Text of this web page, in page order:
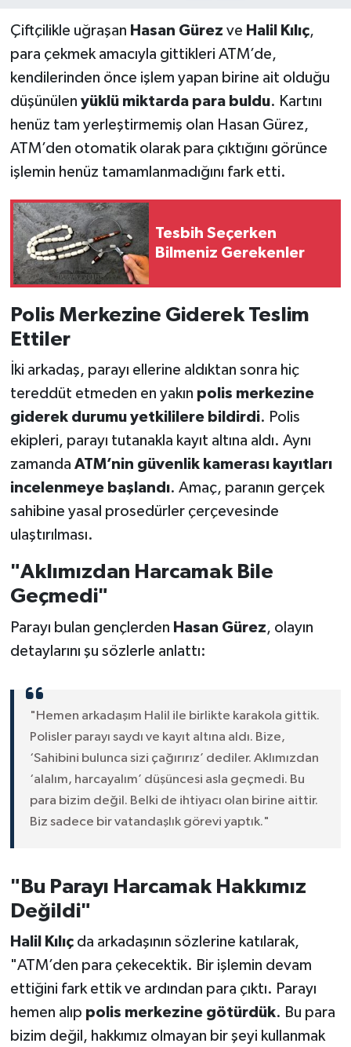
Çiftçilikle uğraşan Hasan Gürez ve Halil Kılıç,
para çekmek amacıyla gittikleri ATM’de,
kendilerinden önce işlem yapan birine ait olduğu
düşünülen yüklü miktarda para buldu. Kartını
henüz tam yerleştirmemiş olan Hasan Gürez,
ATM’den otomatik olarak para çıktığını görünce
işlemin henüz tamamlanmadığını fark etti.
Tesbih Seçerken
Bilmeniz Gerekenler
Polis Merkezine Giderek Teslim
Ettiler
İki arkadaş, parayı ellerine aldıktan sonra hiç
tereddüt etmeden en yakın polis merkezine
giderek durumu yetkililere bildirdi. Polis
ekipleri, parayı tutanakla kayıt altına aldı. Aynı
zamanda ATM’nin güvenlik kamerası kayıtları
incelenmeye başlandı. Amaç, paranın gerçek
sahibine yasal prosedürler çerçevesinde
ulaştırılması.
"Aklımızdan Harcamak Bile
Geçmedi"
Parayı bulan gençlerden Hasan Gürez, olayın
detaylarını şu sözlerle anlattı:
"Hemen arkadaşım Halil ile birlikte karakola gittik.
Polisler parayı saydı ve kayıt altına aldı. Bize,
‘Sahibini bulunca sizi çağırırız’ dediler. Aklımızdan
‘alalım, harcayalım’ düşüncesi asla geçmedi. Bu
para bizim değil. Belki de ihtiyacı olan birine aittir.
Biz sadece bir vatandaşlık görevi yaptık."
"Bu Parayı Harcamak Hakkımız
Değildi"
Halil Kılıçda arkadaşının sözlerine katılarak,
"ATM’den para çekecektik. Bir işlemin devam
ettiğini fark ettik ve ardından para çıktı. Parayı
hemen alıp polis merkezine götürdük. Bu para
bizim değil, hakkımız olmayan bir şeyi kullanmak